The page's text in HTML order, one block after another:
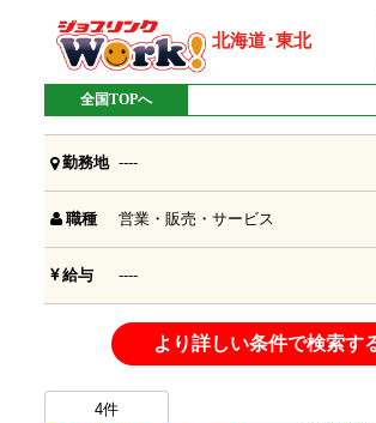
北海道･東北
全国TOPへ
勤務地 ----
職種 営業・販売・サービス
給与 ----
より詳しい条件で検索す
4件